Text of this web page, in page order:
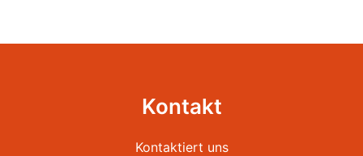
Kontakt
Kontaktiert uns